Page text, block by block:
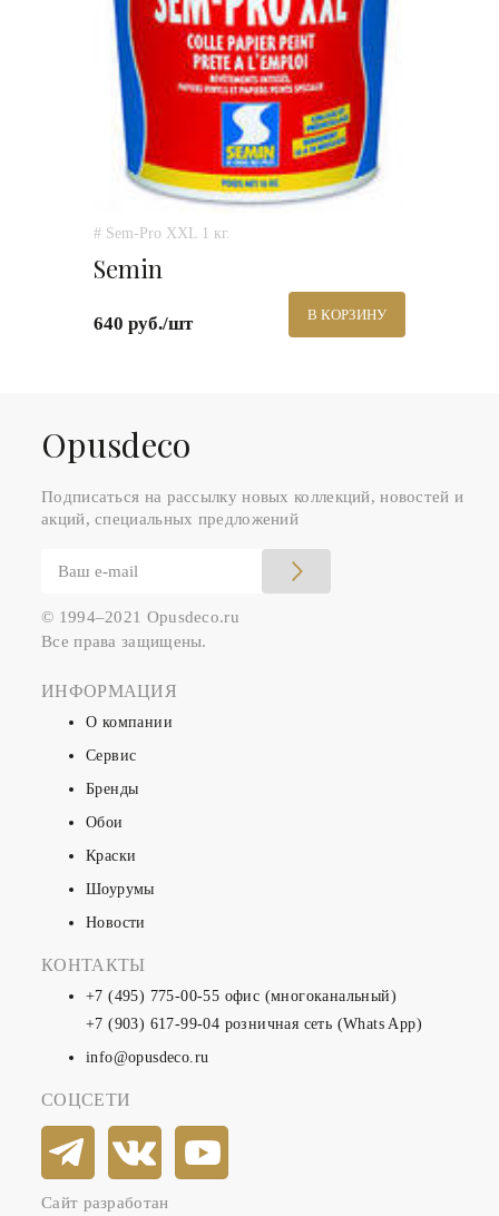
# Sem-Pro XXL 1 кг.
Semin
640 руб./шт В КОРЗИНУ
Оpusdeco
Подписаться на рассылку новых коллекций, новостей и
акций, специальных предложений
© 1994–2021 Opusdeco.ru
Все права защищены.
ИНФОРМАЦИЯ
О компании
Сервис
Бренды
Обои
Краски
Шоурумы
Новости
КОНТАКТЫ
+7 (495) 775-00-55 офис (многоканальный)
+7 (903) 617-99-04 розничная сеть (Whats App)
info@opusdeco.ru
СОЦСЕТИ
Сайт разработан